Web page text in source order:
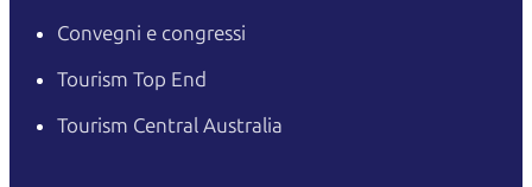
Convegni e congressi
Tourism Top End
Tourism Central Australia